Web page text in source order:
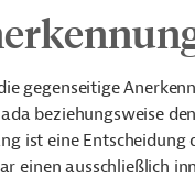
gegenseitige
beziehungsweise
ist eine
einen ausschließlich